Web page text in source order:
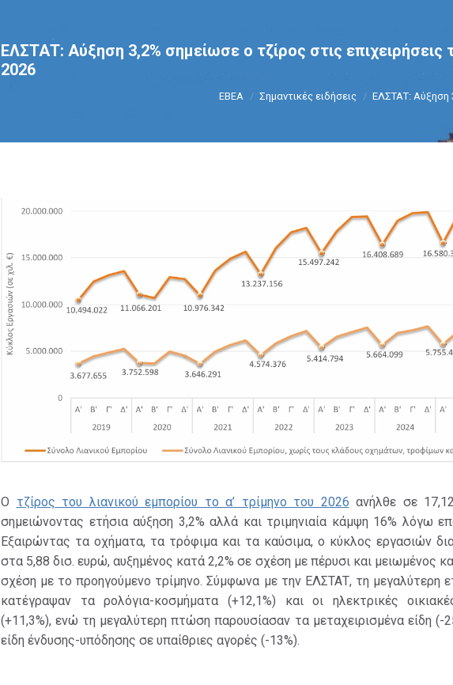
ΕΛΣΤΑΤ: Αύξηση 3,2% σημείωσε ο τζίρος στις επιχειρήσεις
2026
You are here:
ΕΒΕΑ Σημαντικές ειδήσεις ΕΛΣΤΑΤ: Αύξηση
Ο τζίρος του λιανικού εμπορίου το α’ τρίμηνο του 2026 ανήλθε σε
σημειώνοντας ετήσια αύξηση 3,2% αλλά και τριμηνιαία κάμψη 16% λόγω
Εξαιρώντας τα οχήματα, τα τρόφιμα και τα καύσιμα, ο κύκλος εργασιών
στα 5,88 δισ. ευρώ, αυξημένος κατά 2,2% σε σχέση με πέρυσι και μειωμένος
σχέση με το προηγούμενο τρίμηνο. Σύμφωνα με την ΕΛΣΤΑΤ, τη μεγαλύτερη
κατέγραψαν τα ρολόγια-κοσμήματα (+12,1%) και οι ηλεκτρικές
(+11,3%), ενώ τη μεγαλύτερη πτώση παρουσίασαν τα μεταχειρισμένα είδη (-
είδη ένδυσης-υπόδησης σε υπαίθριες αγορές (-13%).